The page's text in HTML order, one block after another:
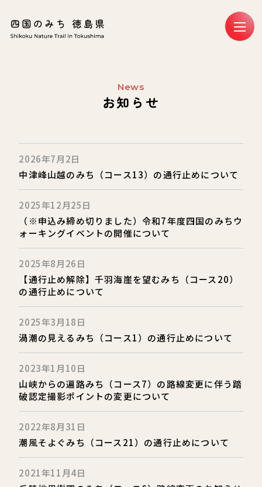
News
お知らせ
2026年7月2日
中津峰山越のみち（コース13）の通行止めについて
2025年12月25日
（※申込み締め切りました）令和7年度四国のみちウ
ォーキングイベントの開催について
2025年8月26日
【通行止め解除】千羽海崖を望むみち（コース20）
の通行止めについて
2025年3月18日
渦潮の見えるみち（コース1）の通行止めについて
2023年1月10日
山峡からの遍路みち（コース7）の路線変更に伴う踏
破認定撮影ポイントの変更について
2022年8月31日
潮風そよぐみち（コース21）の通行止めについて
2021年11月4日